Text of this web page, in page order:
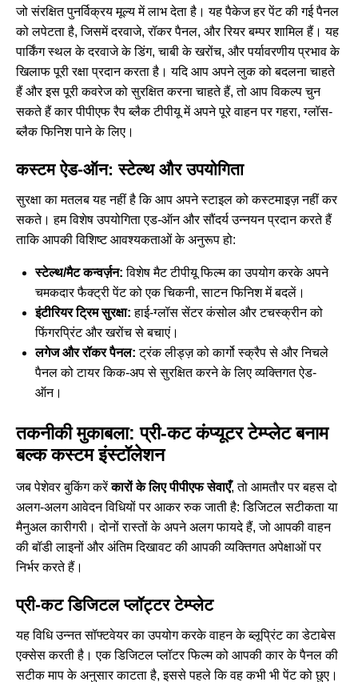
जो संरक्षित पुनर्विक्रय मूल्य में लाभ देता है। यह पैकेज हर पेंट की गई पैनल
को लपेटता है, जिसमें दरवाजे, रॉकर पैनल, और रियर बम्पर शामिल हैं। यह
पार्किंग स्थल के दरवाजे के डिंग, चाबी के खरोंच, और पर्यावरणीय प्रभाव के
खिलाफ पूरी रक्षा प्रदान करता है। यदि आप अपने लुक को बदलना चाहते
हैं और इस पूरी कवरेज को सुरक्षित करना चाहते हैं, तो आप विकल्प चुन
सकते हैंकार पीपीएफ रैप ब्लैक टीपीयू मेंअपने पूरे वाहन पर गहरा, ग्लॉस-
ब्लैक फिनिश पाने के लिए।
कस्टम ऐड-ऑन: स्टेल्थ और उपयोगिता
सुरक्षा का मतलब यह नहीं है कि आप अपने स्टाइल को कस्टमाइज़ नहीं कर
सकते। हम विशेष उपयोगिता एड-ऑन और सौंदर्य उन्नयन प्रदान करते हैं
ताकि आपकी विशिष्ट आवश्यकताओं के अनुरूप हो:
स्टेल्थ/मैट कन्वर्ज़न: विशेष मैट टीपीयू फिल्म का उपयोग करके अपने
चमकदार फैक्ट्री पेंट को एक चिकनी, साटन फिनिश में बदलें।
इंटीरियर ट्रिम सुरक्षा: हाई-ग्लॉस सेंटर कंसोल और टचस्क्रीन को
फिंगरप्रिंट और खरोंच से बचाएं।
लगेज और रॉकर पैनल: ट्रंक लीड्ज़ को कार्गो स्क्रैप से और निचले
पैनल को टायर किक-अप से सुरक्षित करने के लिए व्यक्तिगत ऐड-
ऑन।
तकनीकी मुकाबला: प्री-कट कंप्यूटर टेम्प्लेट बनाम
बल्क कस्टम इंस्टॉलेशन
जब पेशेवर बुकिंग करेंकारों के लिए पीपीएफ सेवाएँ, तो आमतौर पर बहस दो
अलग-अलग आवेदन विधियों पर आकर रुक जाती है: डिजिटल सटीकता या
मैनुअल कारीगरी। दोनों रास्तों के अपने अलग फायदे हैं, जो आपकी वाहन
की बॉडी लाइनों और अंतिम दिखावट की आपकी व्यक्तिगत अपेक्षाओं पर
निर्भर करते हैं।
प्री-कट डिजिटल प्लॉट्टर टेम्प्लेट
यह विधि उन्नत सॉफ्टवेयर का उपयोग करके वाहन के ब्लूप्रिंट का डेटाबेस
एक्सेस करती है। एक डिजिटल प्लॉटर फिल्म को आपकी कार के पैनल की
सटीक माप के अनुसार काटता है, इससे पहले कि वह कभी भी पेंट को छुए।